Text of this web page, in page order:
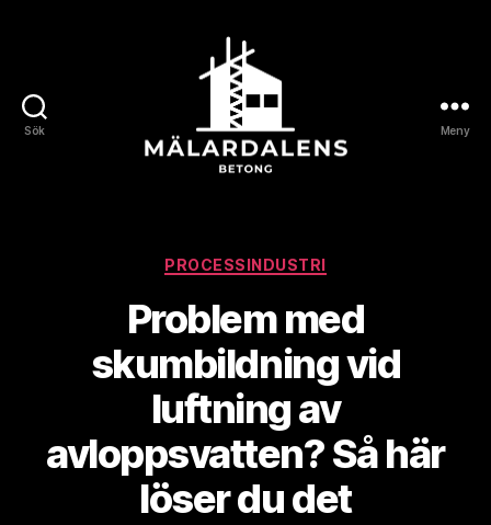
Sök Meny
Kategorier
PROCESSINDUSTRI
Problem med
skumbildning vid
luftning av
avloppsvatten? Så här
löser du det